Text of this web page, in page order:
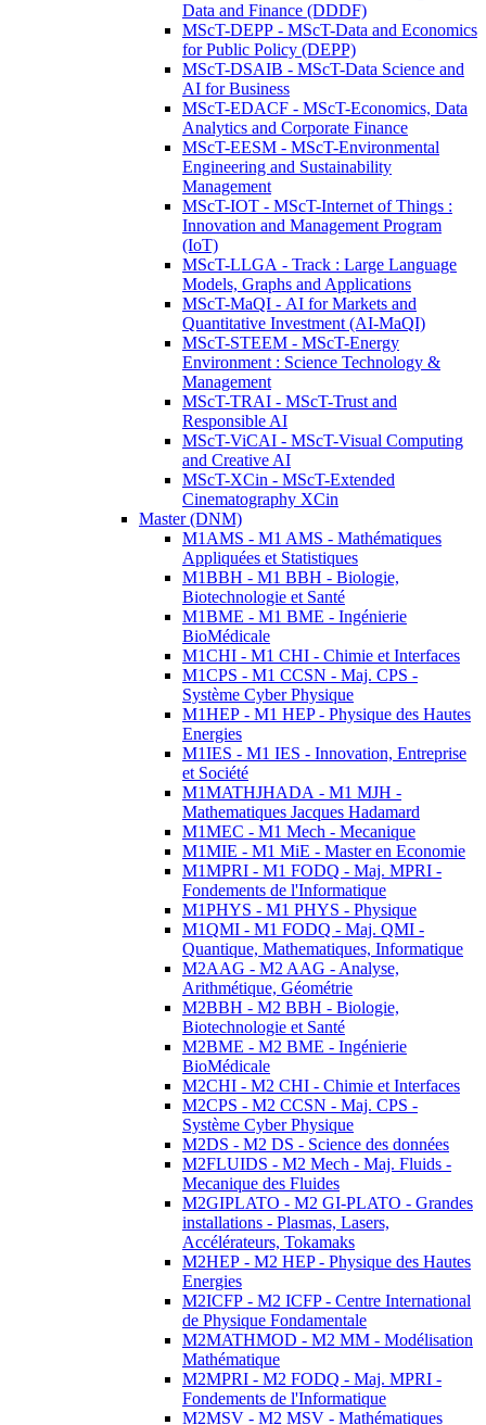
Data and Finance (DDDF)
MScT-DEPP - MScT-Data and Economics
for Public Policy (DEPP)
MScT-DSAIB - MScT-Data Science and
AI for Business
MScT-EDACF - MScT-Economics, Data
Analytics and Corporate Finance
MScT-EESM - MScT-Environmental
Engineering and Sustainability
Management
MScT-IOT - MScT-Internet of Things :
Innovation and Management Program
(IoT)
MScT-LLGA - Track : Large Language
Models, Graphs and Applications
MScT-MaQI - AI for Markets and
Quantitative Investment (AI-MaQI)
MScT-STEEM - MScT-Energy
Environment : Science Technology &
Management
MScT-TRAI - MScT-Trust and
Responsible AI
MScT-ViCAI - MScT-Visual Computing
and Creative AI
MScT-XCin - MScT-Extended
Cinematography XCin
Master (DNM)
M1AMS - M1 AMS - Mathématiques
Appliquées et Statistiques
M1BBH - M1 BBH - Biologie,
Biotechnologie et Santé
M1BME - M1 BME - Ingénierie
BioMédicale
M1CHI - M1 CHI - Chimie et Interfaces
M1CPS - M1 CCSN - Maj. CPS -
Système Cyber Physique
M1HEP - M1 HEP - Physique des Hautes
Energies
M1IES - M1 IES - Innovation, Entreprise
et Société
M1MATHJHADA - M1 MJH -
Mathematiques Jacques Hadamard
M1MEC - M1 Mech - Mecanique
M1MIE - M1 MiE - Master en Economie
M1MPRI - M1 FODQ - Maj. MPRI -
Fondements de l'Informatique
M1PHYS - M1 PHYS - Physique
M1QMI - M1 FODQ - Maj. QMI -
Quantique, Mathematiques, Informatique
M2AAG - M2 AAG - Analyse,
Arithmétique, Géométrie
M2BBH - M2 BBH - Biologie,
Biotechnologie et Santé
M2BME - M2 BME - Ingénierie
BioMédicale
M2CHI - M2 CHI - Chimie et Interfaces
M2CPS - M2 CCSN - Maj. CPS -
Système Cyber Physique
M2DS - M2 DS - Science des données
M2FLUIDS - M2 Mech - Maj. Fluids -
Mecanique des Fluides
M2GIPLATO - M2 GI-PLATO - Grandes
installations - Plasmas, Lasers,
Accélérateurs, Tokamaks
M2HEP - M2 HEP - Physique des Hautes
Energies
M2ICFP - M2 ICFP - Centre International
de Physique Fondamentale
M2MATHMOD - M2 MM - Modélisation
Mathématique
M2MPRI - M2 FODQ - Maj. MPRI -
Fondements de l'Informatique
M2MSV - M2 MSV - Mathématiques